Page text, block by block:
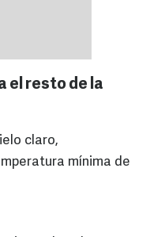
el resto de la
claro,
mínima de